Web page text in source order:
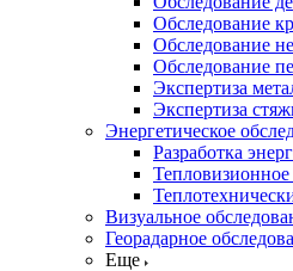
Обследование
Обследование
Обследование
Экспертиза
Экспертиза
Энергетическое
Разработка
Тепловизионное
Визуальное
Георадарное
Еще